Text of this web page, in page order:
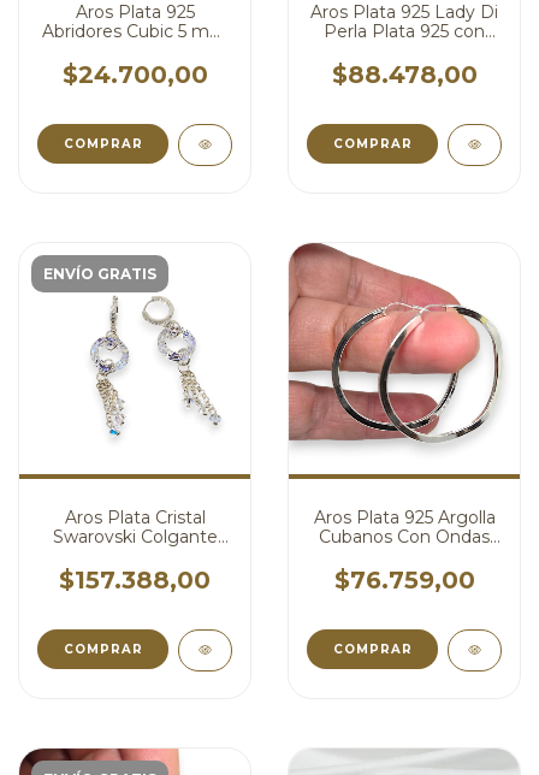
Aros Plata 925
Abridores Cubic 5 mm
$24.700,00
Aros Plata 925 Lady Di
Perla Plata 925 con
$88.478,00
ENVÍO GRATIS
Aros Plata Cristal
Swarovski Colgante
cod4741
$157.388,00
Aros Plata 925 Argolla
Cubanos Con Ondas
cod4739
$76.759,00